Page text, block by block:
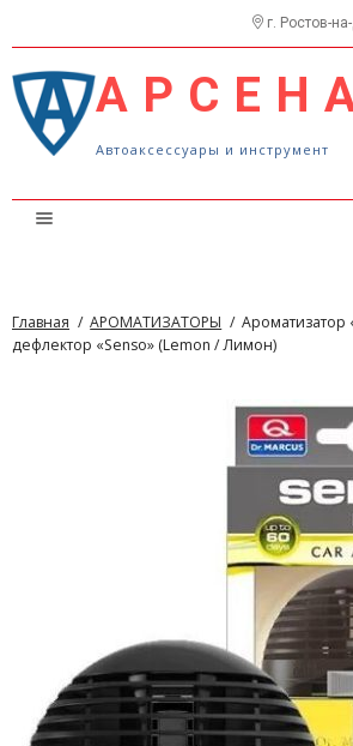
г. Ростов-
Автоаксессуары и инструмент
О нас
Контакты
Главная / АРОМАТИЗАТОРЫ / Ароматизатор
дефлектор «Senso» (Lemon / Лимон)